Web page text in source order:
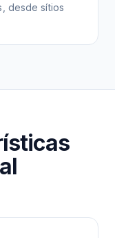
desde sítios